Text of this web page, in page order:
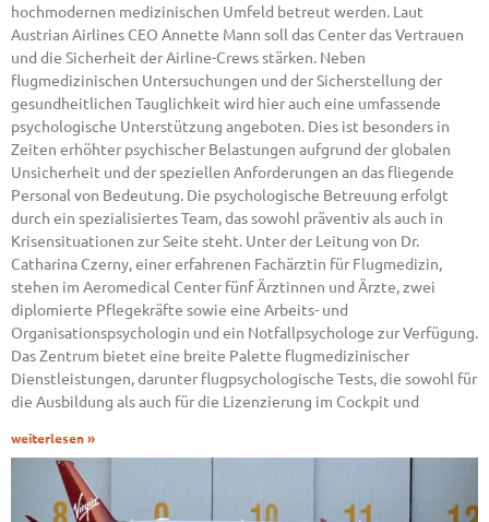
hochmodernen medizinischen Umfeld betreut werden. Laut
Austrian Airlines CEO Annette Mann soll das Center das Vertrauen
und die Sicherheit der Airline-Crews stärken. Neben
flugmedizinischen Untersuchungen und der Sicherstellung der
gesundheitlichen Tauglichkeit wird hier auch eine umfassende
psychologische Unterstützung angeboten. Dies ist besonders in
Zeiten erhöhter psychischer Belastungen aufgrund der globalen
Unsicherheit und der speziellen Anforderungen an das fliegende
Personal von Bedeutung. Die psychologische Betreuung erfolgt
durch ein spezialisiertes Team, das sowohl präventiv als auch in
Krisensituationen zur Seite steht. Unter der Leitung von Dr.
Catharina Czerny, einer erfahrenen Fachärztin für Flugmedizin,
stehen im Aeromedical Center fünf Ärztinnen und Ärzte, zwei
diplomierte Pflegekräfte sowie eine Arbeits- und
Organisationspsychologin und ein Notfallpsychologe zur Verfügung.
Das Zentrum bietet eine breite Palette flugmedizinischer
Dienstleistungen, darunter flugpsychologische Tests, die sowohl für
die Ausbildung als auch für die Lizenzierung im Cockpit und
weiterlesen »